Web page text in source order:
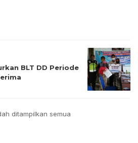
BLT DD Periode
ditampilkan semua